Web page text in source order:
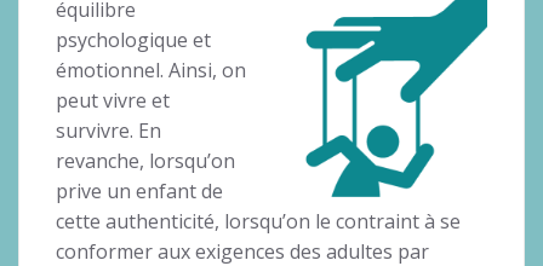
équilibre
psychologique et
émotionnel. Ainsi, on
peut vivre et
survivre. En
revanche, lorsqu’on
prive un enfant de
cette authenticité, lorsqu’on le contraint à se
conformer aux exigences des adultes par